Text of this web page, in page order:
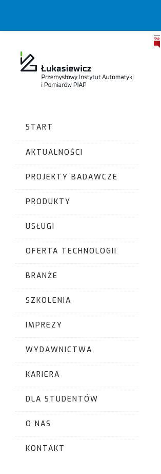
START
AKTUALNOŚCI
PROJEKTY BADAWCZE
PRODUKTY
USŁUGI
OFERTA TECHNOLOGII
BRANŻE
SZKOLENIA
IMPREZY
WYDAWNICTWA
KARIERA
DLA STUDENTÓW
O NAS
KONTAKT